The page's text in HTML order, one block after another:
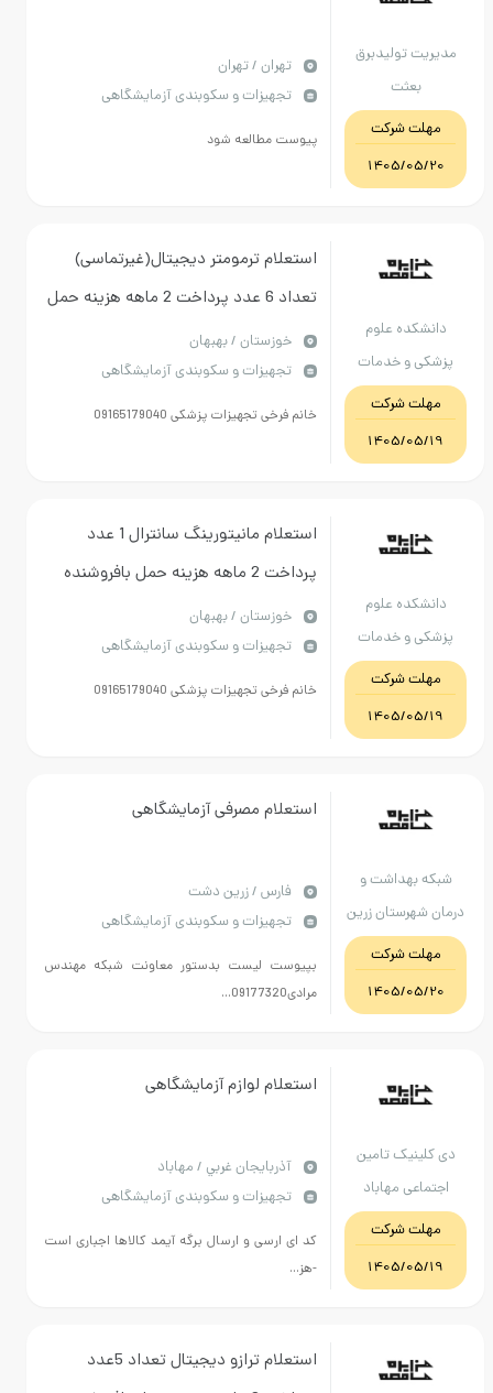
مدیریت تولیدبرق
بعثت
مهلت شرکت
1405/05/20
تهران / تهران
تجهیزات و سکوبندی آزمایشگاهی
پیوست مطالعه شود
دانشکده علوم
پزشکی و خدمات
بهداشتی درمانی
مهلت شرکت
1405/05/19
استعلام ترمومتر دیجیتال(غیرتماسی)
تعداد 6 عدد پرداخت 2 ماهه هزینه حمل
بافروشنده پیش فاکتور به همراه
مستندات ارسال گردد 09166720040
خوزستان / بهبهان
تجهیزات و سکوبندی آزمایشگاهی
خانم فرخی تجهیزات پزشکی 09165179040
دانشکده علوم
پزشکی و خدمات
بهداشتی درمانی
مهلت شرکت
1405/05/19
استعلام مانیتورینگ سانترال 1 عدد
پرداخت 2 ماهه هزینه حمل بافروشنده
پیش فاکتور به همراه مستندات ارسال
گردد 09166720040
خوزستان / بهبهان
تجهیزات و سکوبندی آزمایشگاهی
خانم فرخی تجهیزات پزشکی 09165179040
شبکه بهداشت و
درمان شهرستان زرین
دشت
مهلت شرکت
1405/05/20
استعلام مصرفی آزمایشگاهی
فارس / زرین دشت
تجهیزات و سکوبندی آزمایشگاهی
بپیوست لیست بدستور معاونت شبکه مهندس
مرادی09177320...
دی کلینیک تامین
اجتماعی مهاباد
مهلت شرکت
1405/05/19
استعلام لوازم آزمایشگاهی
آذربايجان غربي / مهاباد
تجهیزات و سکوبندی آزمایشگاهی
کد ای ارسی و ارسال برگه آیمد کالاها اجباری است
-هز...
استعلام ترازو دیجیتال تعداد 5عدد